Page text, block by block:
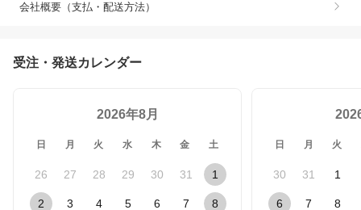
会社概要（支払・配送方法）
受注・発送カレンダー
2026年8月
日 月 火 水 木 金 土
26 27 28 29 30 31 1
2 3 4 5 6 7 8
日 月 火
30 31 1
6 7 8